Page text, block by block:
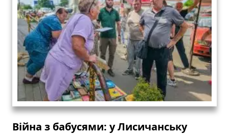
Війна з бабусями: у Лисичанську